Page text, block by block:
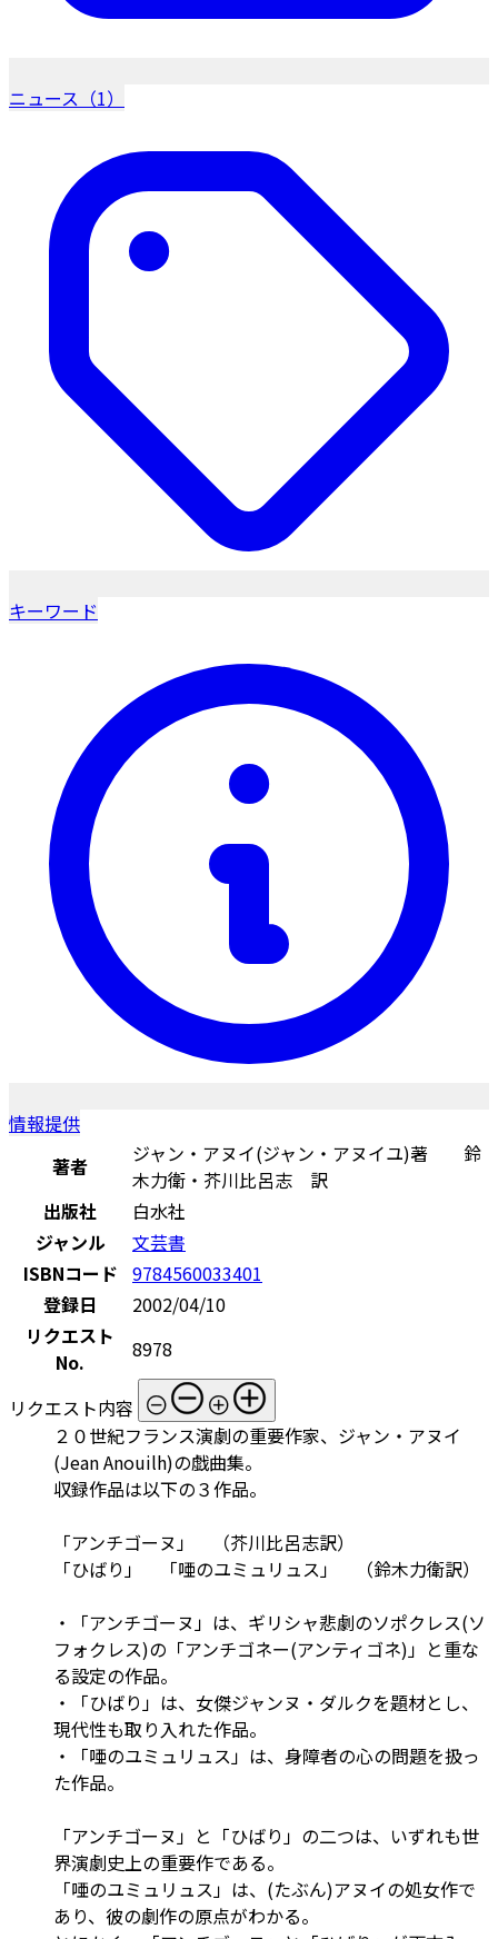
ニュース（1）
キーワード
情報提供
著者
ジャン・アヌイ(ジャン・アヌイユ)著 鈴
木力衛・芥川比呂志 訳
出版社
白水社
ジャンル
文芸書
ISBNコード 9784560033401
登録日
2002/04/10
リクエスト
No.
8978
リクエスト内容
２０世紀フランス演劇の重要作家、ジャン・アヌイ
(Jean Anouilh)の戯曲集。
収録作品は以下の３作品。
「アンチゴーヌ」 （芥川比呂志訳）
「ひばり」 「唖のユミュリュス」 （鈴木力衛訳）
・「アンチゴーヌ」は、ギリシャ悲劇のソポクレス(ソ
フォクレス)の「アンチゴネー(アンティゴネ)」と重な
る設定の作品。
・「ひばり」は、女傑ジャンヌ・ダルクを題材とし、
現代性も取り入れた作品。
・「唖のユミュリュス」は、身障者の心の問題を扱っ
た作品。
「アンチゴーヌ」と「ひばり」の二つは、いずれも世
界演劇史上の重要作である。
「唖のユミュリュス」は、(たぶん)アヌイの処女作で
あり、彼の劇作の原点がわかる。